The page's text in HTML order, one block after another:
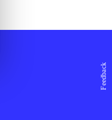
Feedback